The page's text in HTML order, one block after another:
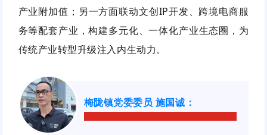
产业附加值；另一方面联动文创IP开发、跨境电商服
务等配套产业，构建多元化、一体化产业生态圈，为
传统产业转型升级注入内生动力。
梅陇镇党委委员 施国诚 ：